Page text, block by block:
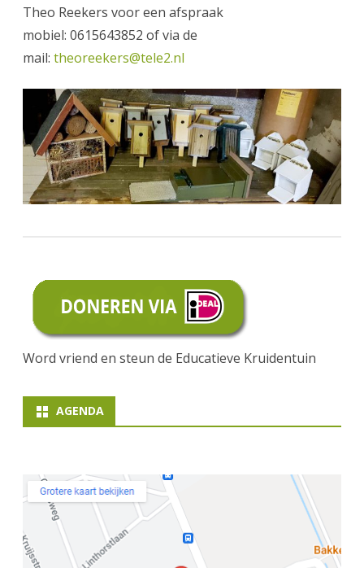
Theo Reekers voor een afspraak
mobiel: 0615643852 of via de
mail: theoreekers@tele2.nl
Word vriend en steun de Educatieve Kruidentuin
AGENDA